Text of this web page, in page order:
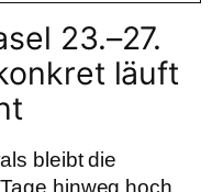
23.–27.
läuft
bleibt die
hinweg hoch.